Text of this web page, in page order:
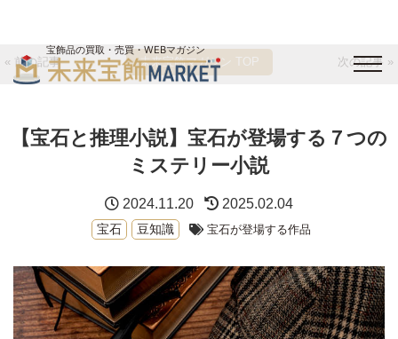
宝飾品の買取・売買・WEBマガジン
未来宝飾マガジン
運営会社
お問い合わせ
サイトマップ
« 前の記事 未来宝飾マガジン TOP 次の記事 »
【宝石と推理小説】宝石が登場する７つの
ミステリー小説
2024.11.20 2025.02.04
宝石 豆知識 宝石が登場する作品